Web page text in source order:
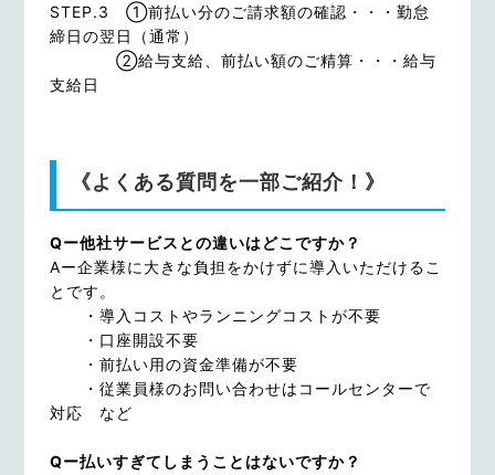
STEP.3 ①前払い分のご請求額の確認・・・勤怠
締日の翌日（通常）
②給与支給、前払い額のご精算・・・給与
支給日
《よくある質問を一部ご紹介！》
Qー他社サービスとの違いはどこですか？
Aー企業様に大きな負担をかけずに導入いただけるこ
とです。
・導入コストやランニングコストが不要
・口座開設不要
・前払い用の資金準備が不要
・従業員様のお問い合わせはコールセンターで
対応 など
Qー払いすぎてしまうことはないですか？